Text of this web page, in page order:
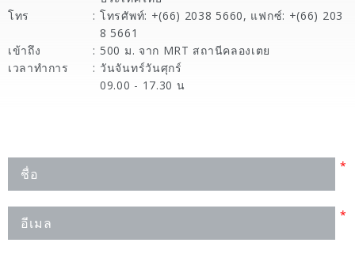
โทร
: โทรศัพท์: +(66) 2038 5660, แฟกซ์: +(66) 203
8 5661
เข้าถึง
: 500 ม. จาก MRT สถานีคลองเตย
เวลาทำการ
: วันจันทร์วันศุกร์
09.00 - 17.30 น